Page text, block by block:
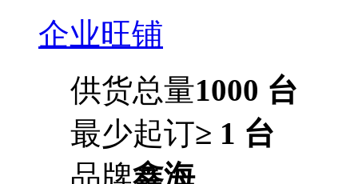
企业旺铺
供货总量1000 台
最少起订≥ 1 台
品牌鑫海